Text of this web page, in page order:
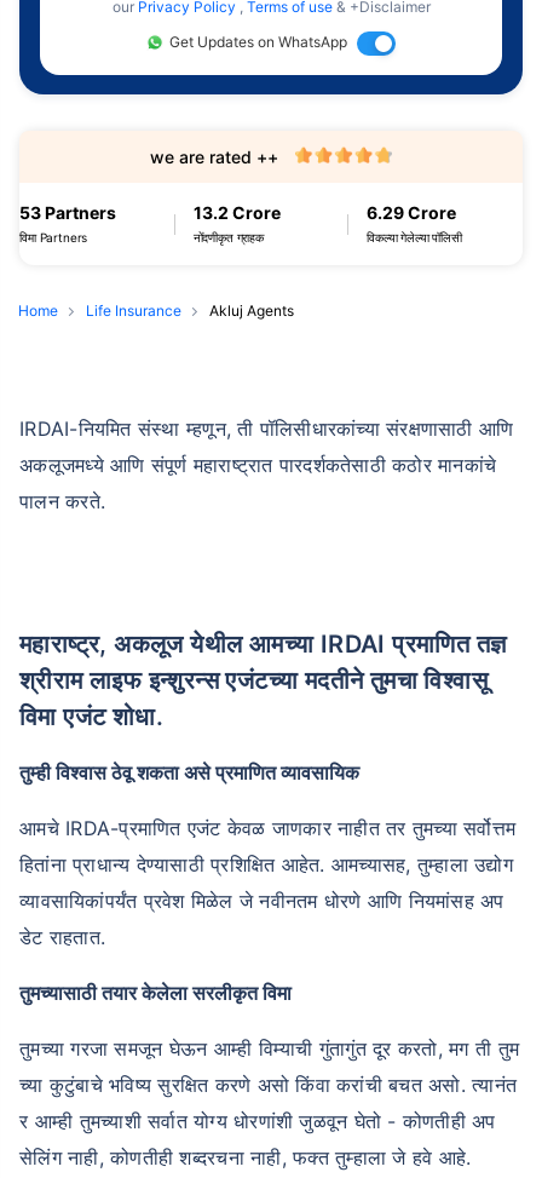
our Privacy Policy , Terms of use & +Disclaimer
Get Updates on WhatsApp
53 Partners
विमा Partners
13.2 Crore
नोंदणीकृत ग्राहक
6.29 Crore
विकल्या गेलेल्या पॉलिसी
we are rated ++
Home Life Insurance Akluj Agents
IRDAI-नियमित संस्था म्हणून, ती पॉलिसीधारकांच्या संरक्षणासाठी आणि
अकलूजमध्ये आणि संपूर्ण महाराष्ट्रात पारदर्शकतेसाठी कठोर मानकांचे
पालन करते.
महाराष्ट्र, अकलूज येथील आमच्या IRDAI प्रमाणित तज्ञ
श्रीराम लाइफ इन्शुरन्स एजंटच्या मदतीने तुमचा विश्वासू
विमा एजंट शोधा.
तुम्ही विश्वास ठेवू शकता असे प्रमाणित व्यावसायिक
आमचे IRDA-प्रमाणित एजंट केवळ जाणकार नाहीत तर तुमच्या सर्वोत्तम
हितांना प्राधान्य देण्यासाठी प्रशिक्षित आहेत. आमच्यासह, तुम्हाला उद्योग
व्यावसायिकांपर्यंत प्रवेश मिळेल जे नवीनतम धोरणे आणि नियमांसह अप
डेट राहतात.
तुमच्यासाठी तयार केलेला सरलीकृत विमा
तुमच्या गरजा समजून घेऊन आम्ही विम्याची गुंतागुंत दूर करतो, मग ती तुम
च्या कुटुंबाचे भविष्य सुरक्षित करणे असो किंवा करांची बचत असो. त्यानंत
र आम्ही तुमच्याशी सर्वात योग्य धोरणांशी जुळवून घेतो - कोणतीही अप
सेलिंग नाही, कोणतीही शब्दरचना नाही, फक्त तुम्हाला जे हवे आहे.